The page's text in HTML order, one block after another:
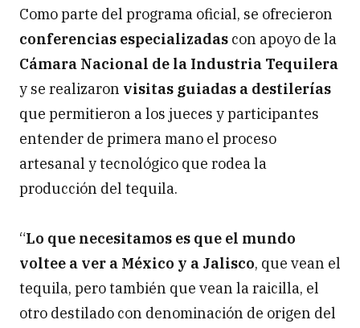
Como parte del programa oficial, se ofrecieron
conferencias especializadas con apoyo de la
Cámara Nacional de la Industria Tequilera
y se realizaron visitas guiadas a destilerías
que permitieron a los jueces y participantes
entender de primera mano el proceso
artesanal y tecnológico que rodea la
producción del tequila.
“Lo que necesitamos es que el mundo
voltee a ver a México y a Jalisco, que vean el
tequila, pero también que vean la raicilla, el
otro destilado con denominación de origen del